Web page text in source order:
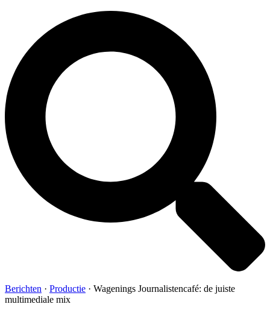
Berichten · Productie · Wagenings Journalistencafé: de juiste
multimediale mix